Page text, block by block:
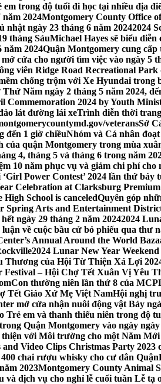
trong độ tuổi đi học tại nhiều địa
2024Montgomery County Office
ngày 23 tháng 6 năm 20242024
tháng SáuMichael Hayes sẽ biểu
năm 2024Quận Montgomery cung
cửa cho người tìm việc vào ngày 5
viên Ridge Road Recreational
chống trộm với Xe Hyundai
Năm ngày 2 tháng 5 năm 2024,
Commemoration 2024 by Youth
lát đường lái xeTrình diễn thời trang
veteransSở
đến 1 giờ chiềuNhóm và Cá nhân
quận Montgomery trong mùa
4, tháng 5 và tháng 6 trong năm
10 năm phục vụ và giảm chi phí
Power Contest’ 2024 lần thứ bảy
Celebration at Clarksburg
School is canceledQuyên góp
Spring Arts and Entertainment
ngày 29 tháng 2 năm 20242024
về cuộc bầu cử bỏ phiếu qua
Annual Around the World
2024 Lunar New Year
Thương của Hội Từ Thiện Xá Lợi
Festival – Hội Chợ Tết Xuân Vị Yêu
thường niên lần thứ 8 của
Tết Giáo Xứ Mẹ Việt NamHội nghị
mở cửa nhận nuôi động vật Bảy
em và thanh thiếu niên trong độ
Quận Montgomery vào ngày
với Môi trường cho một Năm
and Video Clips Christmas Party
chai rượu whisky cho cư dân Quận
2023Montgomery County Animal
và dịch vụ cho nghỉ lễ cuối tuần Lễ tạ